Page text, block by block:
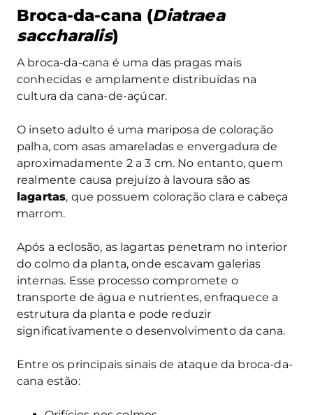
Broca-da-cana (Diatraea
saccharalis)
A broca-da-cana é uma das pragas mais
conhecidas e amplamente distribuídas na
cultura da cana-de-açúcar.
O inseto adulto é uma mariposa de coloração
palha, com asas amareladas e envergadura de
aproximadamente 2 a 3 cm. No entanto, quem
realmente causa prejuízo à lavoura são as
lagartas, que possuem coloração clara e cabeça
marrom.
Após a eclosão, as lagartas penetram no interior
do colmo da planta, onde escavam galerias
internas. Esse processo compromete o
transporte de água e nutrientes, enfraquece a
estrutura da planta e pode reduzir
significativamente o desenvolvimento da cana.
Entre os principais sinais de ataque da broca-da-
cana estão: